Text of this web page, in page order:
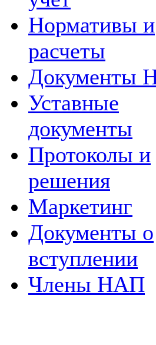
Нормативы и
расчеты
Документы
Уставные
документы
Протоколы и
решения
Маркетинг
Документы о
вступлении
Члены НАП